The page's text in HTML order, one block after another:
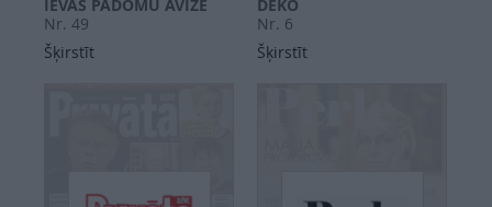
IEVAS PADOMU AVĪZE
Nr. 49
Šķirstīt
DEKO
Nr. 6
Šķirstīt